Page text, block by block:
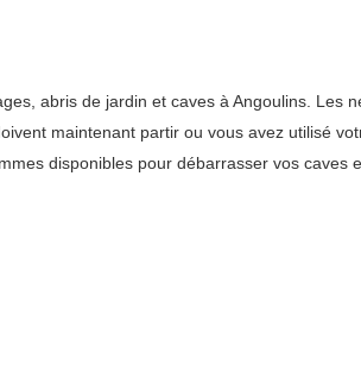
abris de jardin et caves à Angoulins. Les
maintenant partir ou vous avez utilisé
disponibles pour débarrasser vos